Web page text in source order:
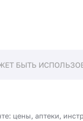
БЫТЬ
цены, аптеки,